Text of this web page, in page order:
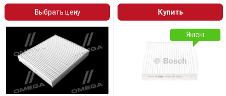
Выбрать цену Купить
Якісні